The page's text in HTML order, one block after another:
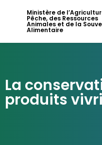
Ministère de
Pêche, des Ressources
Animales et de la
Alimentaire
La
produits